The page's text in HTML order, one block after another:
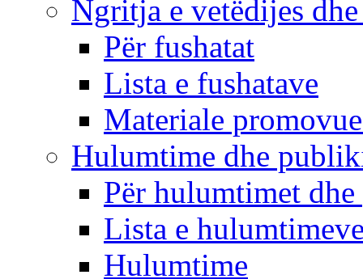
Ngritja e vetëdijes
Për fushatat
Lista e fushatave
Materiale
Hulumtime dhe
Për hulumtimet
Lista e
Hulumtime